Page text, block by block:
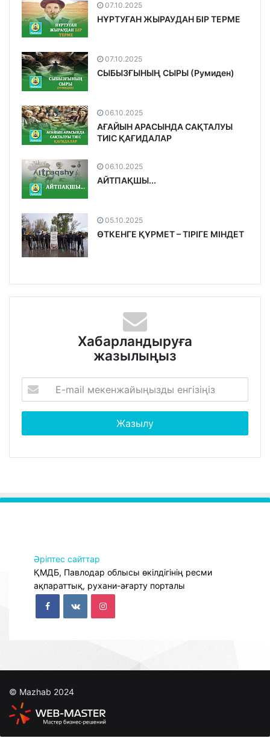
07.10.2025
НҰРТУҒАН ЖЫРАУДАН БІР ТЕРМЕ
07.10.2025
СЫБЫЗҒЫНЫҢ СЫРЫ (Румиден)
06.10.2025
АҒАЙЫН АРАСЫНДА САҚТАЛУЫ
ТИІС ҚАҒИДАЛАР
06.10.2025
АЙТПАҚШЫ...
05.10.2025
ӨТКЕНГЕ ҚҰРМЕТ – ТІРІГЕ МІНДЕТ
Хабарландыруға
жазылыңыз
Әріптес сайттар
ҚМДБ, Павлодар облысы өкілдігінің ресми
ақпараттық, рухани-ағарту порталы
© Mazhab 2024